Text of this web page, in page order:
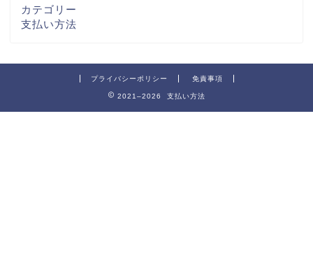
カテゴリー
支払い方法
プライバシーポリシー 免責事項
2021–2026 支払い方法